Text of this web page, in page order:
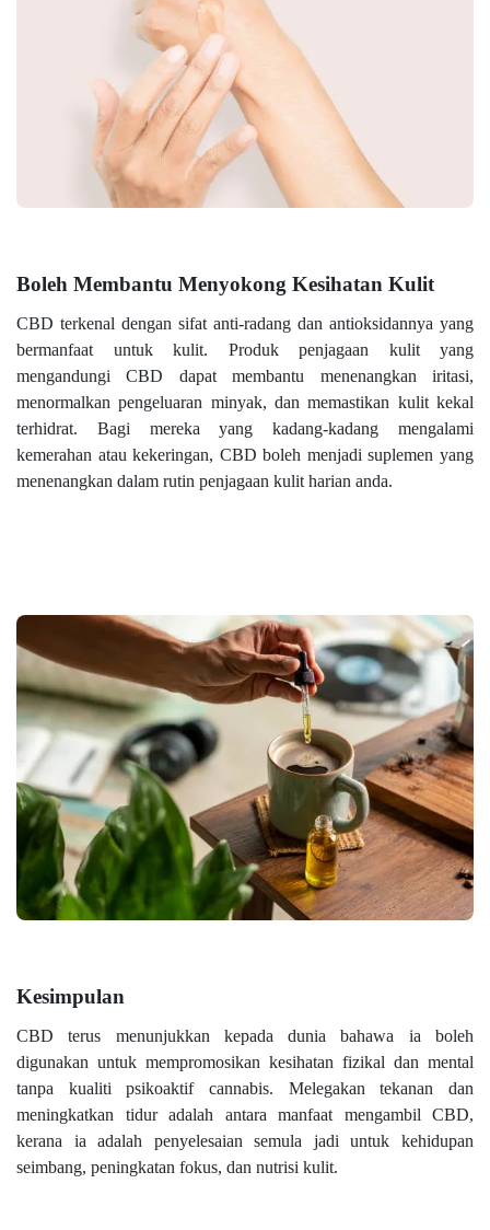
Boleh Membantu Menyokong Kesihatan Kulit
CBD terkenal dengan sifat anti-radang dan antioksidannya yang
bermanfaat untuk kulit. Produk penjagaan kulit yang
mengandungi CBD dapat membantu menenangkan iritasi,
menormalkan pengeluaran minyak, dan memastikan kulit kekal
terhidrat. Bagi mereka yang kadang-kadang mengalami
kemerahan atau kekeringan, CBD boleh menjadi suplemen yang
menenangkan dalam rutin penjagaan kulit harian anda.
Kesimpulan
CBD terus menunjukkan kepada dunia bahawa ia boleh
digunakan untuk mempromosikan kesihatan fizikal dan mental
tanpa kualiti psikoaktif cannabis. Melegakan tekanan dan
meningkatkan tidur adalah antara manfaat mengambil CBD,
kerana ia adalah penyelesaian semula jadi untuk kehidupan
seimbang, peningkatan fokus, dan nutrisi kulit.